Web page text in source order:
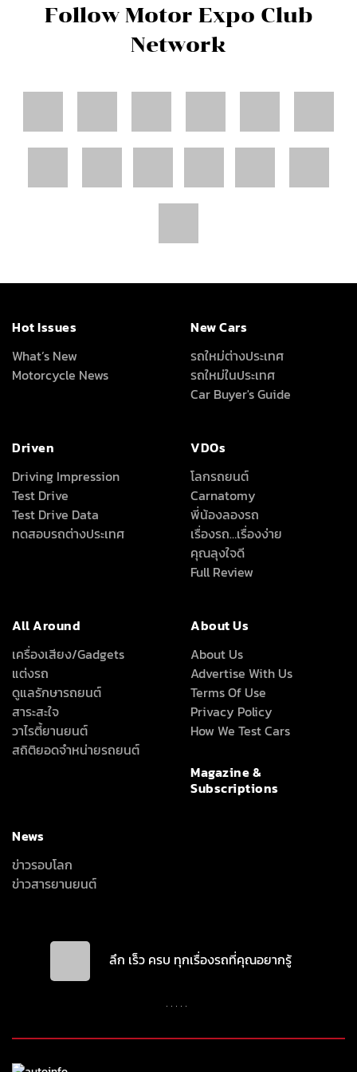
Follow Motor Expo Club
Network
Hot Issues
What’s New
Motorcycle News
New Cars
รถใหม่ต่างประเทศ
รถใหม่ในประเทศ
Car Buyer's Guide
Driven
Driving Impression
Test Drive
Test Drive Data
ทดสอบรถต่างประเทศ
VDOs
โลกรถยนต์
Carnatomy
พี่น้องลองรถ
เรื่องรถ…เรื่องง่าย
คุณลุงใจดี
Full Review
All Around
เครื่องเสียง/Gadgets
แต่งรถ
ดูแลรักษารถยนต์
สาระสะใจ
วาไรตี้ยานยนต์
สถิติยอดจำหน่ายรถยนต์
About Us
About Us
Advertise With Us
Terms Of Use
Privacy Policy
How We Test Cars
Magazine &
Subscriptions
News
ข่าวรอบโลก
ข่าวสารยานยนต์
ลึก เร็ว ครบ ทุกเรื่องรถที่คุณอยากรู้